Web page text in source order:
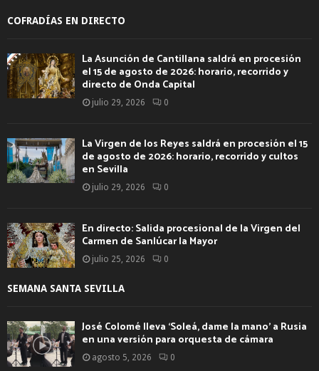
COFRADÍAS EN DIRECTO
La Asunción de Cantillana saldrá en procesión
el 15 de agosto de 2026: horario, recorrido y
directo de Onda Capital
julio 29, 2026 0
La Virgen de los Reyes saldrá en procesión el 15
de agosto de 2026: horario, recorrido y cultos
en Sevilla
julio 29, 2026 0
En directo: Salida procesional de la Virgen del
Carmen de Sanlúcar la Mayor
julio 25, 2026 0
SEMANA SANTA SEVILLA
José Colomé lleva ‘Soleá, dame la mano’ a Rusia
en una versión para orquesta de cámara
agosto 5, 2026 0